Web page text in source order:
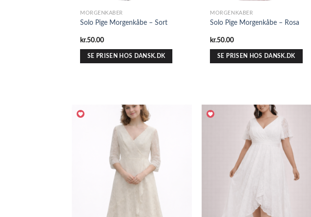
MORGENKÅBER
Solo Pige Morgenkåbe – Sort
kr.50.00
SE PRISEN HOS DANSK.DK
MORGENKÅBER
Solo Pige Morgenkåbe – Rosa
kr.50.00
SE PRISEN HOS DANSK.DK